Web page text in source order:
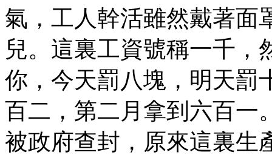
氣，工人幹活雖然戴著面
兒。這裏工資號稱一千，
你，今天罰八塊，明天罰
百二，第二月拿到六百一
被政府查封，原來這裏生